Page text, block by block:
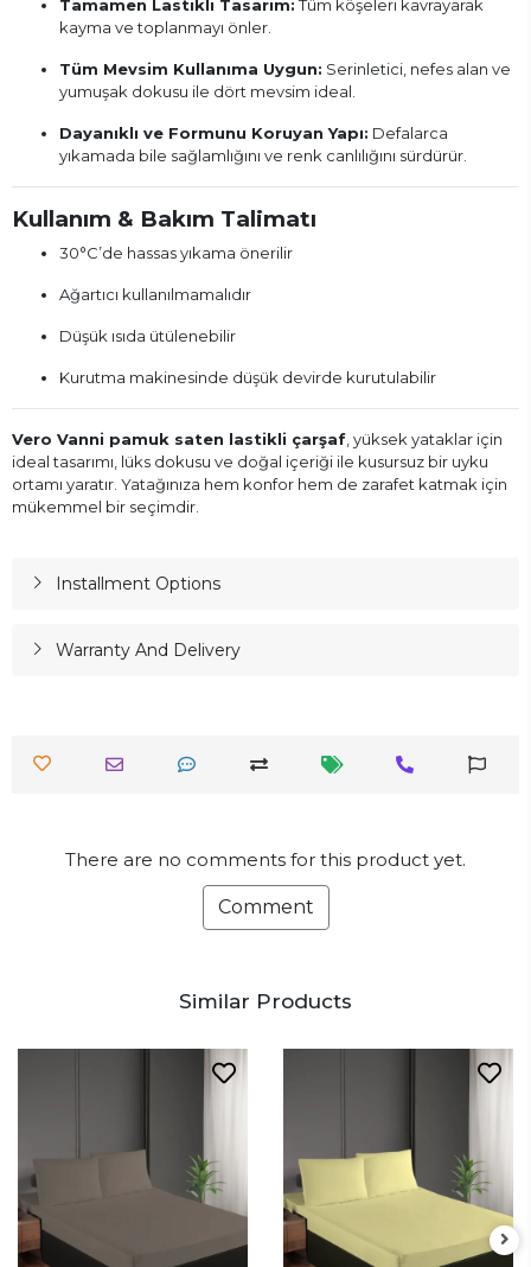
Tamamen Lastikli Tasarım:Tüm köşeleri kavrayarak
kayma ve toplanmayı önler.
Tüm Mevsim Kullanıma Uygun: Serinletici, nefes alan ve
yumuşak dokusu ile dört mevsim ideal.
Dayanıklı ve Formunu Koruyan Yapı: Defalarca
yıkamada bile sağlamlığını ve renk canlılığını sürdürür.
Kullanım & Bakım Talimatı
30°C’de hassas yıkama önerilir
Ağartıcı kullanılmamalıdır
Düşük ısıda ütülenebilir
Kurutma makinesinde düşük devirde kurutulabilir
Vero Vanni pamuk saten lastikli çarşaf , yüksek yataklar için
ideal tasarımı, lüks dokusu ve doğal içeriği ile kusursuz bir uyku
ortamı yaratır. Yatağınıza hem konfor hem de zarafet katmak için
mükemmel bir seçimdir.
Installment Options
Warranty And Delivery
There are no comments for this product yet.
Comment
Similar Products